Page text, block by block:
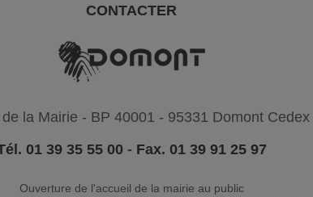
CONTACTER
la Mairie - BP 40001 - 95331 Domont Cedex
01 39 35 55 00 - Fax. 01 39 91 25 97
Ouverture de l'accueil de la mairie au public